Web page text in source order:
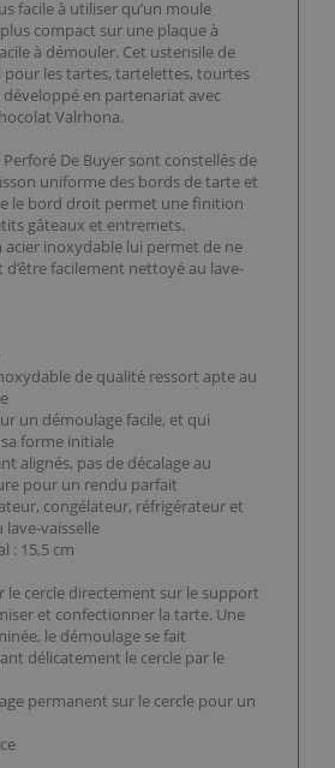
facile à utiliser qu’un moule
compact sur une plaque à
à démouler. Cet ustensile de
pour les tartes, tartelettes, tourtes
en partenariat avec
Valrhona.
Perforé De Buyer sont constellés de
uniforme des bords de tarte et
le bord droit permet une finition
gâteaux et entremets.
acier inoxydable lui permet de ne
d’être facilement nettoyé au lave-
de qualité ressort apte au
un démoulage facile, et qui
forme initiale
alignés, pas de décalage au
pour un rendu parfait
congélateur, réfrigérateur et
lave-vaisselle
: 15,5 cm
le cercle directement sur le support
et confectionner la tarte. Une
le démoulage se fait
délicatement le cercle par le
permanent sur le cercle pour un